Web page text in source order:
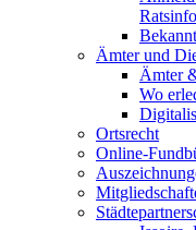
Ämter und
Ämter
Wo
Ortsrecht
Online-